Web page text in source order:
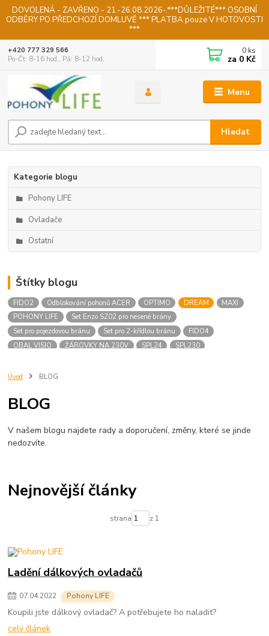
DOVOLENÁ - ZAVŘENO - 21.-26.08.2026-.***DŮLEŽITÉ*** OSOBNÍ
ODBĚRY PO PŘEDCHOZÍ DOMLUVĚ *** PLATBA pouze V HOTOVOSTI
***
Menu
Hledat
+420 777 329 566
Po-Čt: 8-16 hod., Pá: 8-12 hod.
0 ks
za 0 Kč
Kategorie blogu
Pohony LIFE
Ovladače
Ostatní
Štítky blogu
FIDO2 Odblokování pohonů ACER OPTIMO DREAM
MAXI
POHONY LIFE
Set Enzo SZ02 pro nesené brány
Set pro pojezdovou bránu
Set pro 2-křídlou bránu
FIDO4
OBAL VISIO
ŽÁROVKY NA 230V SPL24
SPL230
SUNLEDX
Úvod BLOG
BLOG
V našem blogu najdete rady a doporučení, změny, které se jinde
nedozvíte.
Nejnovější články
strana z 1
Ladění dálkových ovladačů
07.04.2022 Pohony LIFE
Koupili jste dálkový ovladač? A potřebujete ho naladit?
celý článek